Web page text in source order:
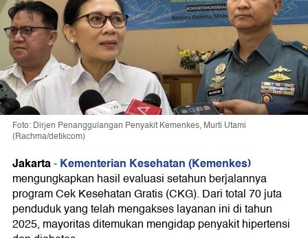
Foto: Dirjen Penanggulangan Penyakit Kemenkes, Murti Utami
(Rachma/detikcom)
Jakarta-Kementerian Kesehatan (Kemenkes)
mengungkapkan hasil evaluasi setahun berjalannya
program Cek Kesehatan Gratis (CKG). Dari total 70 juta
penduduk yang telah mengakses layanan ini di tahun
2025, mayoritas ditemukan mengidap penyakit hipertensi